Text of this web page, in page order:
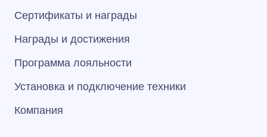
Сертификаты и награды
Награды и достижения
Программа лояльности
Установка и подключение техники
Компания